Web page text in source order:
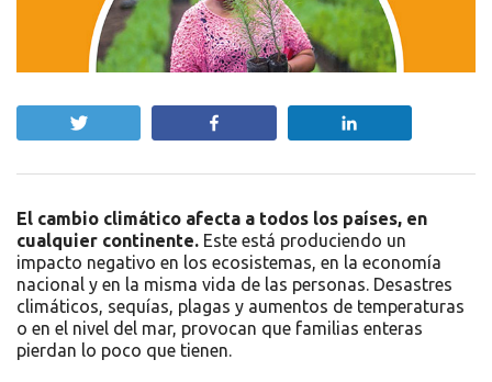
El cambio climático afecta a todos los países, en
cualquier continente. Este está produciendo un
impacto negativo en los ecosistemas, en la economía
nacional y en la misma vida de las personas. Desastres
climáticos, sequías, plagas y aumentos de temperaturas
o en el nivel del mar, provocan que familias enteras
pierdan lo poco que tienen.